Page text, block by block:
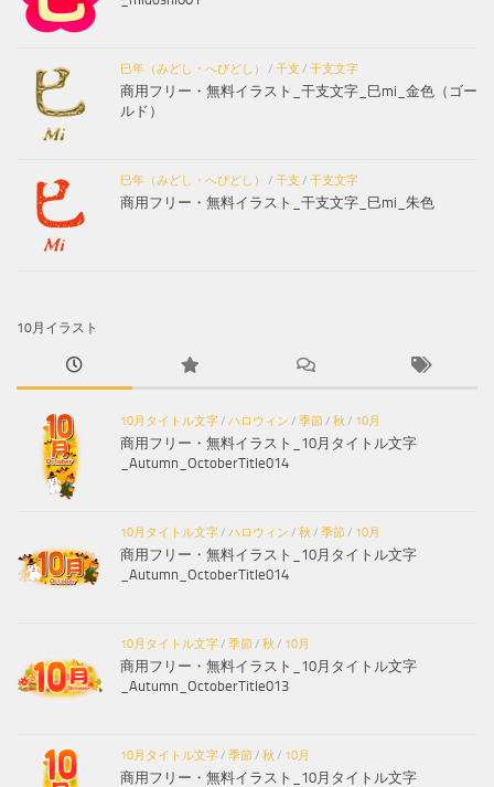
巳年（みどし・へびどし） / 干支 / 干支文字
商用フリー・無料イラスト_干支文字_巳mi_金色（ゴー
ルド）
巳年（みどし・へびどし） / 干支 / 干支文字
商用フリー・無料イラスト_干支文字_巳mi_朱色
10月イラスト
10月タイトル文字/ ハロウィン / 季節/ 秋 / 10月
商用フリー・無料イラスト_10月タイトル文字
_Autumn_OctoberTitle014
10月タイトル文字/ ハロウィン / 秋 / 季節/ 10月
商用フリー・無料イラスト_10月タイトル文字
_Autumn_OctoberTitle014
10月タイトル文字/ 季節/ 秋 / 10月
商用フリー・無料イラスト_10月タイトル文字
_Autumn_OctoberTitle013
10月タイトル文字/ 季節/ 秋 / 10月
商用フリー・無料イラスト_10月タイトル文字